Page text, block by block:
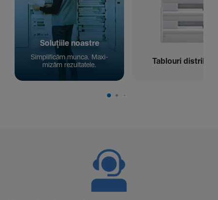
Solu­țiile noastre
Simpli­ficăm munca. Maxi­
mizăm rezul­ta­tele.
Tablouri